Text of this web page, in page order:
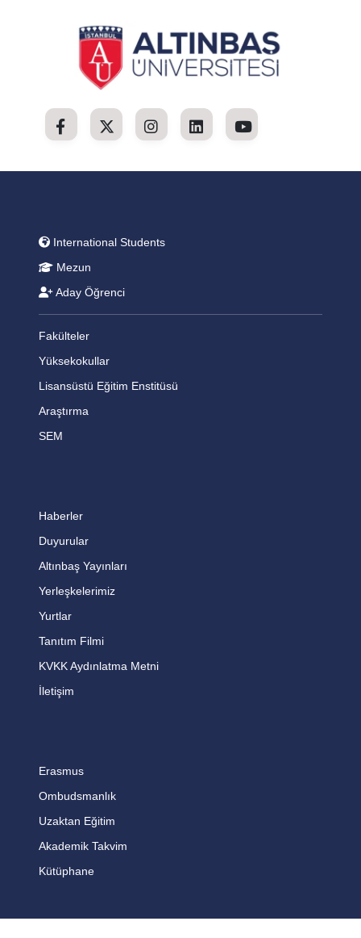
International Students
Mezun
Aday Öğrenci
Fakülteler
Yüksekokullar
Lisansüstü Eğitim Enstitüsü
Araştırma
SEM
Haberler
Duyurular
Altınbaş Yayınları
Yerleşkelerimiz
Yurtlar
Tanıtım Filmi
KVKK Aydınlatma Metni
İletişim
Erasmus
Ombudsmanlık
Uzaktan Eğitim
Akademik Takvim
Kütüphane